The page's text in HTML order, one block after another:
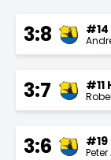
3:8
3:7
3:6